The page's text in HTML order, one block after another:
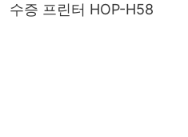
수증 프린터 HOP-H58